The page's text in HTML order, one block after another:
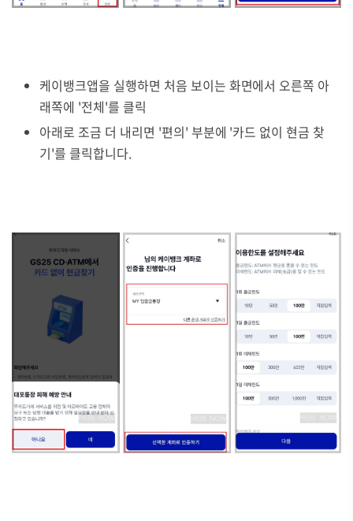
케이뱅크앱을 실행하면 처음 보이는 화면에서 오른쪽 아
래쪽에 '전체'를 클릭
아래로 조금 더 내리면 '편의' 부분에 '카드 없이 현금 찾
기'를 클릭합니다.